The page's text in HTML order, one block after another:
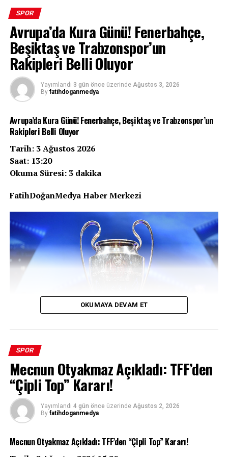
SONRAKI
Süper Lig’de ikinci tescil döneminde 58 futbol transfer
edildi: Ara transferde atılan en değerli 10 imza!
ÖNCEKI
Milli yıldız Alperen sakatlıktan double-double ile döndü
SPOR
Avrupa’da Kura Günü! Fenerbahçe,
Beşiktaş ve Trabzonspor’un
Rakipleri Belli Oluyor
Yayımlandı 3 gün önce üzerinde Ağustos 3, 2026
By fatihdoganmedya
Avrupa’da Kura Günü! Fenerbahçe, Beşiktaş ve Trabzonspor’un
Rakipleri Belli Oluyor
Tarih: 3 Ağustos 2026
Saat: 13:20
Okuma Süresi: 3 dakika
FatihDoğanMedya Haber Merkezi
UEFA’nın üç büyük kulüp organizasyonunda play-off
turu kuraları bugün İsviçre’nin Nyon kentinde çekiliyor.
Türk futbolunun üç devi Fenerbahçe, Beşiktaş ve
Trabzonspor, Avrupa kupalarındaki yollarına devam
edebilmek için kritik eşleşmeleri bekliyor. Şampiyonlar
temsilcilerimizin kaderini belirleyecek.
OKUMAYA DEVAM ET
SPOR
Mecnun Otyakmaz Açıkladı: TFF’den
“Çipli Top” Kararı!
Yayımlandı 4 gün önce üzerinde Ağustos 2, 2026
By fatihdoganmedya
Mecnun Otyakmaz Açıkladı: TFF’den “Çipli Top” Kararı!